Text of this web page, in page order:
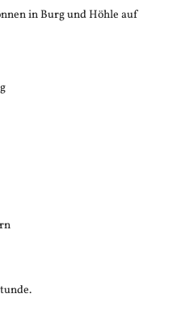
in Burg und Höhle auf